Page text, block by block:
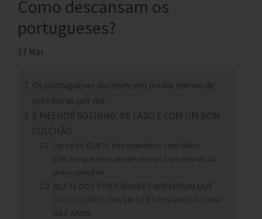
Como descansam os
portugueses?
17 Mar
Os portugueses dormem em média menos de
sete horas por dia
É MELHOR SOZINHO, DE LADO E COM UM BOM
COLCHÃO
Cerca de 63,8 % dos inquiridos com filhos
indicam que descansam menos bem devido às
preocupações
83,5 % DOS PORTUGUESES ACREDITAM QUE
OS COLCHÕES DEVEM SER TROCADOS A CADA
DEZ ANOS